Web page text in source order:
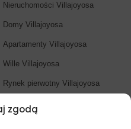
zgodą
Nieruchomości Villajoyosa
Domy Villajoyosa
Apartamenty Villajoyosa
Wille Villajoyosa
Rynek pierwotny Villajoyosa